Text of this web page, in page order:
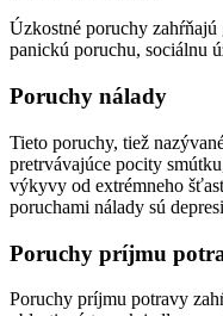
Úzkostné poruchy
panickú poruchu, sociálnu
Poruchy nálady
Tieto poruchy, tiež
pretrvávajúce pocity
výkyvy od extrémneho
poruchami nálady sú
Poruchy príjmu
Poruchy príjmu potravy